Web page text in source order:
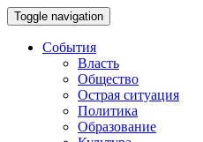
Toggle navigation
События
Власть
Общество
Острая ситуация
Политика
Образование